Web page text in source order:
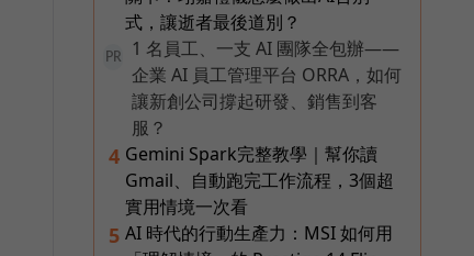
式，讓逝者最後道別？
PR
1 名員工、一支 AI 團隊全包辦——
企業 AI 員工管理平台 ORRA，如何
讓新創公司撐起研發、銷售到客
服？
4 Gemini Spark完整教學｜幫你讀
Gmail、自動跑完工作流程，3個超
實用情境一次看
5 AI 時代的行動生產力：MSI 如何用